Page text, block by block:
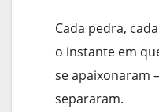
Cada pedra,
o instante em
se apaixonaram
separaram.